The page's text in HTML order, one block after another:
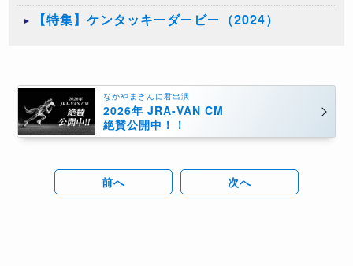
【特集】ケンタッキーダービー（2024）
なかやまきんに君出演
2026年 JRA-VAN CM
絶賛公開中！！
前へ 次へ